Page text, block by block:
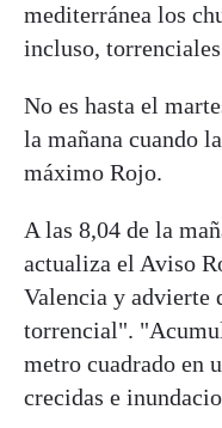
mediterránea los
incluso,
No es hasta el
la mañana cuando
máximo Rojo.
A las 8,04 de la
actualiza el Aviso
Valencia y advierte
torrencial".
metro cuadrado en
crecidas e